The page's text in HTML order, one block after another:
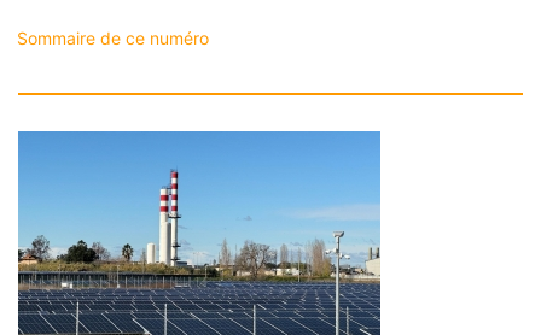
Sommaire de ce numéro